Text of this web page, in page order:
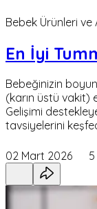
Bebek Ürünleri ve
En İyi
Bebeğinizin
(karın üstü vakit)
Gelişimi
tavsiyelerini
02 Mart 2026 5